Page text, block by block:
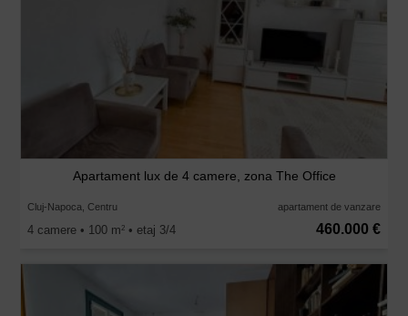
Apartament lux de 4 camere, zona The Office
Cluj-Napoca, Centru apartament de vanzare
4 camere • 100 m2 • etaj 3/4 460.000 €